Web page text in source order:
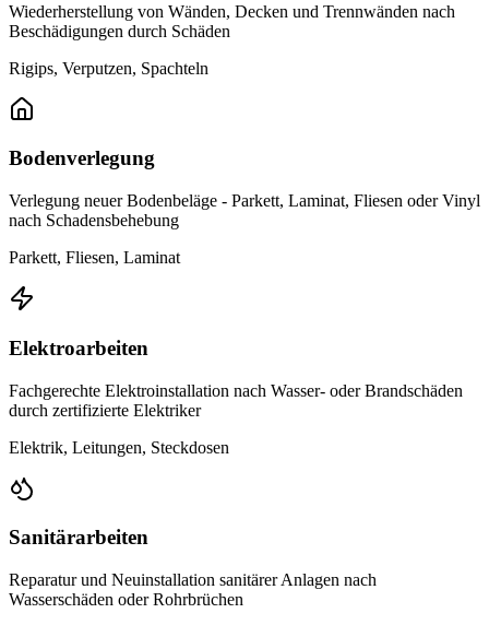
Wiederherstellung von Wänden, Decken und Trennwänden nach
Beschädigungen durch Schäden
Rigips, Verputzen, Spachteln
Bodenverlegung
Verlegung neuer Bodenbeläge - Parkett, Laminat, Fliesen oder Vinyl
nach Schadensbehebung
Parkett, Fliesen, Laminat
Elektroarbeiten
Fachgerechte Elektroinstallation nach Wasser- oder Brandschäden
durch zertifizierte Elektriker
Elektrik, Leitungen, Steckdosen
Sanitärarbeiten
Reparatur und Neuinstallation sanitärer Anlagen nach
Wasserschäden oder Rohrbrüchen